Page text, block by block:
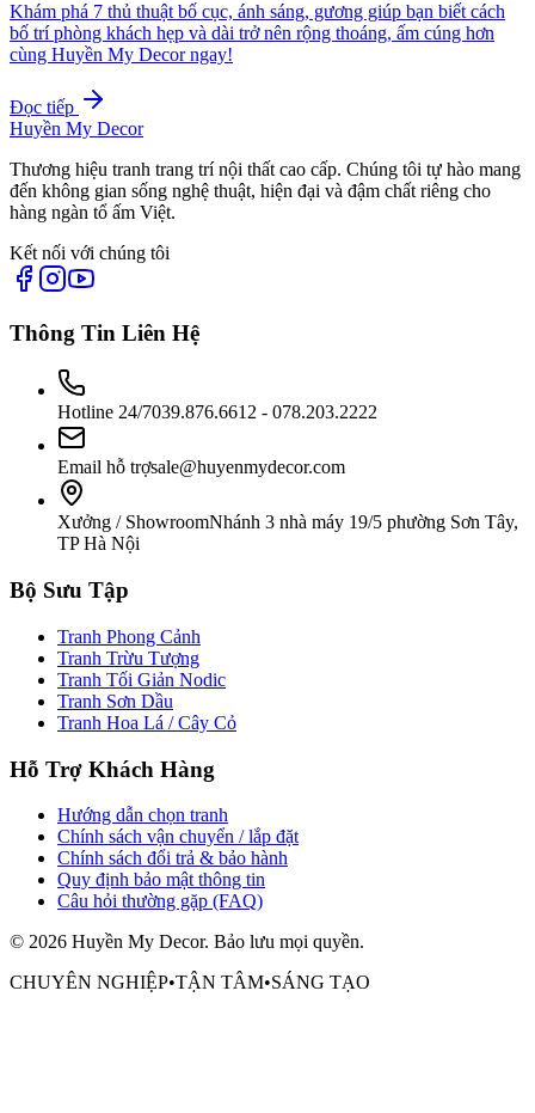
Khám phá 7 thủ thuật bố cục, ánh sáng, gương giúp bạn biết cách
bố trí phòng khách hẹp và dài trở nên rộng thoáng, ấm cúng hơn
cùng Huyền My Decor ngay!
Đọc tiếp
Huyền My Decor
Thương hiệu tranh trang trí nội thất cao cấp. Chúng tôi tự hào mang
đến không gian sống nghệ thuật, hiện đại và đậm chất riêng cho
hàng ngàn tổ ấm Việt.
Kết nối với chúng tôi
Thông Tin Liên Hệ
Hotline 24/7039.876.6612 - 078.203.2222
Email hỗ trợsale@huyenmydecor.com
Xưởng / ShowroomNhánh 3 nhà máy 19/5 phường Sơn Tây,
TP Hà Nội
Bộ Sưu Tập
Tranh Phong Cảnh
Tranh Trừu Tượng
Tranh Tối Giản Nodic
Tranh Sơn Dầu
Tranh Hoa Lá / Cây Cỏ
Hỗ Trợ Khách Hàng
Hướng dẫn chọn tranh
Chính sách vận chuyển / lắp đặt
Chính sách đổi trả & bảo hành
Quy định bảo mật thông tin
Câu hỏi thường gặp (FAQ)
© 2026 Huyền My Decor. Bảo lưu mọi quyền.
CHUYÊN NGHIỆP•TẬN TÂM•SÁNG TẠO